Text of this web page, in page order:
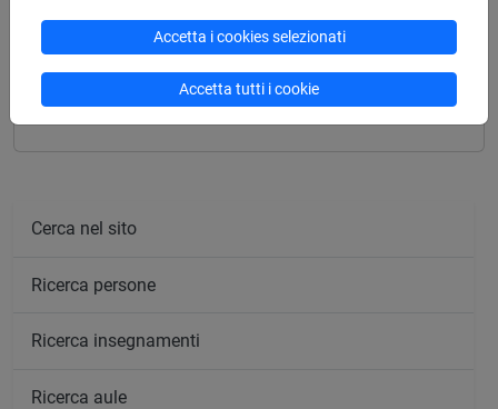
Insegnamenti mutuati
Cerca nel sito
Ricerca persone
Ricerca insegnamenti
Ricerca aule
Accetta i cookies selezionati
Accetta tutti i cookie